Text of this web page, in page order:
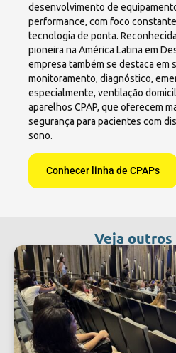
desenvolvimento de
performance, com foco
tecnologia de ponta.
pioneira na América Latina em
empresa também se destaca em
monitoramento, diagnóstico,
especialmente, ventilação
aparelhos CPAP, que oferecem
segurança para pacientes com
sono.
Conhecer linha de CPAPs
Veja